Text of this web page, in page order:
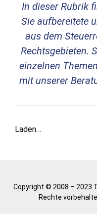
In dieser Rubrik
Sie aufbereitete
aus dem
Rechtsgebieten.
einzelnen
mit unserer
Laden…
Copyright © 2008 – 2023
Rechte